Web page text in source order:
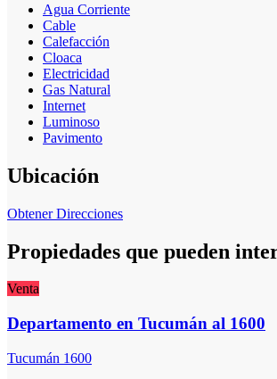
Agua Corriente
Cable
Calefacción
Cloaca
Electricidad
Gas Natural
Internet
Luminoso
Pavimento
Ubicación
Obtener Direcciones
Propiedades que pueden
Venta
Departamento en Tucumán al 1600
Tucumán 1600